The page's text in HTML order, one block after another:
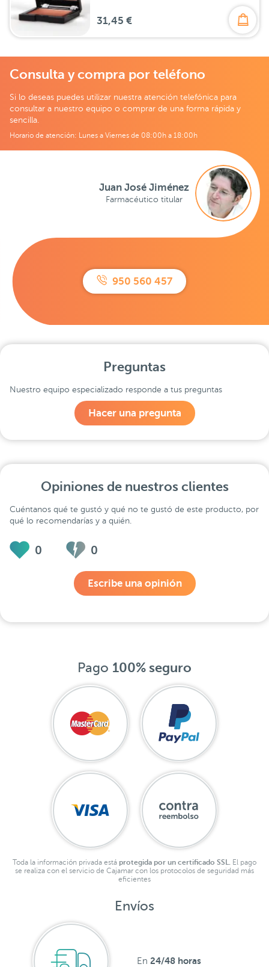
31,45 €
Consulta y compra por teléfono
Si lo deseas puedes utilizar nuestra atención telefónica para
consultar a nuestro equipo o comprar de una forma rápida y
sencilla.
Horario de atención: Lunes a Viernes de 08:00h a 18:00h
950 560 457
Juan José Jiménez
Farmacéutico titular
Preguntas
Nuestro equipo especializado responde a tus preguntas
Hacer una pregunta
Opiniones de nuestros clientes
Cuéntanos qué te gustó y qué no te gustó de este producto, por
qué lo recomendarías y a quién.
0 0
Escribe una opinión
Pago 100% seguro
Toda la información privada está protegida por un certificado SSL. El pago
se realiza con el servicio de Cajamar con los protocolos de seguridad más
eficientes
Envíos
En 24/48 horas